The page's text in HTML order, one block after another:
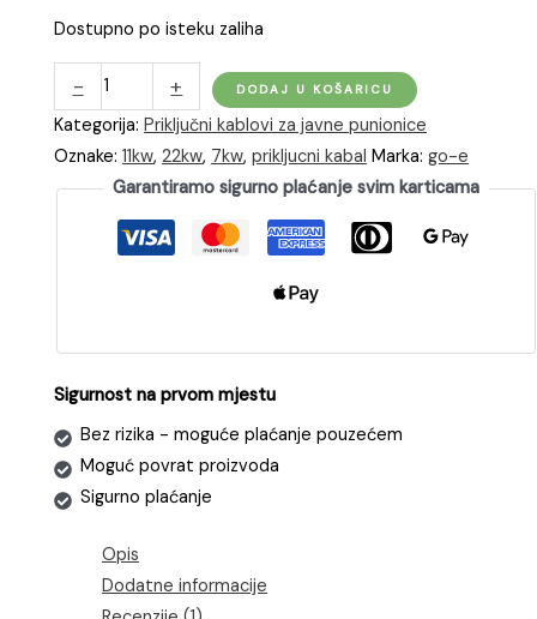
Dostupno po isteku zaliha
-
e
Type
+ DODAJ U KOŠARICU
Kategorija:Priključni kablovi za javne punionice
Oznake:11kw,22kw, 7kw,prikljucni kabal Marka:go-e
Garantiramo sigurno plaćanje svim karticama
Sigurnost na prvom mjestu
Bez rizika - moguće plaćanje pouzećem
Moguć povrat proizvoda
Sigurno plaćanje
Opis
Dodatne informacije